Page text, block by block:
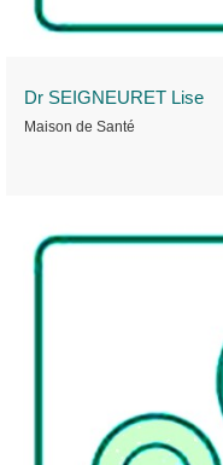
Dr SEIGNEURET Lise
Maison de Santé